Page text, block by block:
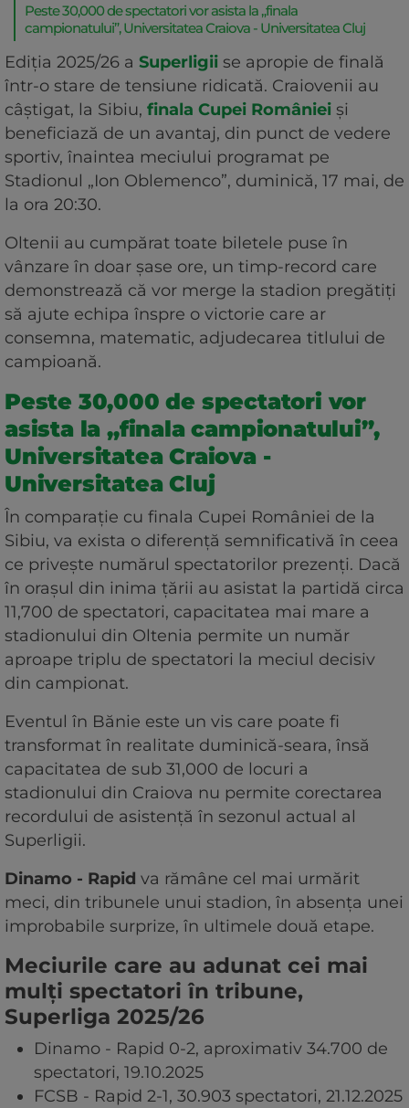
Peste 30,000 de spectatori vor asista la „finala
campionatului”, Universitatea Craiova - Universitatea Cluj
Ediția 2025/26 a Superligii se apropie de finală
într-o stare de tensiune ridicată. Craiovenii au
câștigat, la Sibiu, finala Cupei României și
beneficiază de un avantaj, din punct de vedere
sportiv, înaintea meciului programat pe
Stadionul „Ion Oblemenco”, duminică, 17 mai, de
la ora 20:30.
Oltenii au cumpărat toate biletele puse în
vânzare în doar șase ore, un timp-record care
demonstrează că vor merge la stadion pregătiți
să ajute echipa înspre o victorie care ar
consemna, matematic, adjudecarea titlului de
campioană.
Peste 30,000 de spectatori vor
asista la „finala campionatului”,
Universitatea Craiova -
Universitatea Cluj
În comparație cu finala Cupei României de la
Sibiu, va exista o diferență semnificativă în ceea
ce privește numărul spectatorilor prezenți. Dacă
în orașul din inima țării au asistat la partidă circa
11,700 de spectatori, capacitatea mai mare a
stadionului din Oltenia permite un număr
aproape triplu de spectatori la meciul decisiv
din campionat.
Eventul în Bănie este un vis care poate fi
transformat în realitate duminică-seara, însă
capacitatea de sub 31,000 de locuri a
stadionului din Craiova nu permite corectarea
recordului de asistență în sezonul actual al
Superligii.
Dinamo - Rapid va rămâne cel mai urmărit
meci, din tribunele unui stadion, în absența unei
improbabile surprize, în ultimele două etape.
Meciurile care au adunat cei mai
mulți spectatori în tribune,
Superliga 2025/26
Dinamo - Rapid 0-2, aproximativ 34.700 de
spectatori, 19.10.2025
FCSB - Rapid 2-1, 30.903 spectatori, 21.12.2025